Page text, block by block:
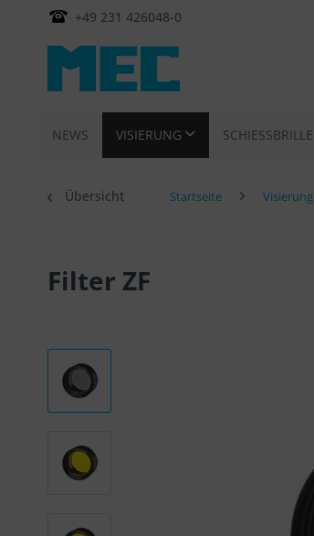
+49 231 426048-0
NEWS VISIERUNG SCHIESSBRILLEN
Übersicht Startseite Visierung
Filter ZF